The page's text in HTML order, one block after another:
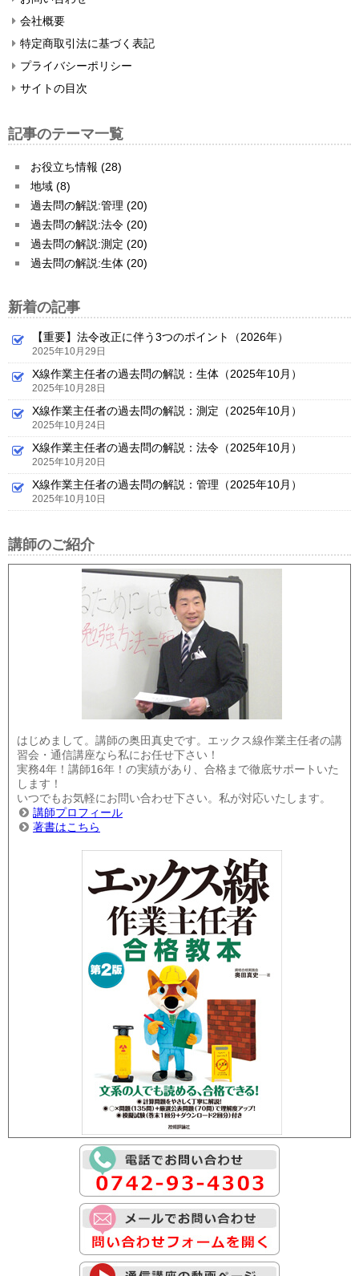
会社概要
特定商取引法に基づく表記
プライバシーポリシー
サイトの目次
記事のテーマ一覧
お役立ち情報 (28)
地域 (8)
過去問の解説:管理 (20)
過去問の解説:法令 (20)
過去問の解説:測定 (20)
過去問の解説:生体 (20)
新着の記事
【重要】法令改正に伴う3つのポイント（2026年）
2025年10月29日
X線作業主任者の過去問の解説：生体（2025年10月）
2025年10月28日
X線作業主任者の過去問の解説：測定（2025年10月）
2025年10月24日
X線作業主任者の過去問の解説：法令（2025年10月）
2025年10月20日
X線作業主任者の過去問の解説：管理（2025年10月）
2025年10月10日
講師のご紹介
はじめまして。講師の奥田真史です。エックス線作業主任者の講
習会・通信講座なら私にお任せ下さい！
実務4年！講師16年！の実績があり、合格まで徹底サポートいた
します！
いつでもお気軽にお問い合わせ下さい。私が対応いたします。
講師プロフィール
著書はこちら